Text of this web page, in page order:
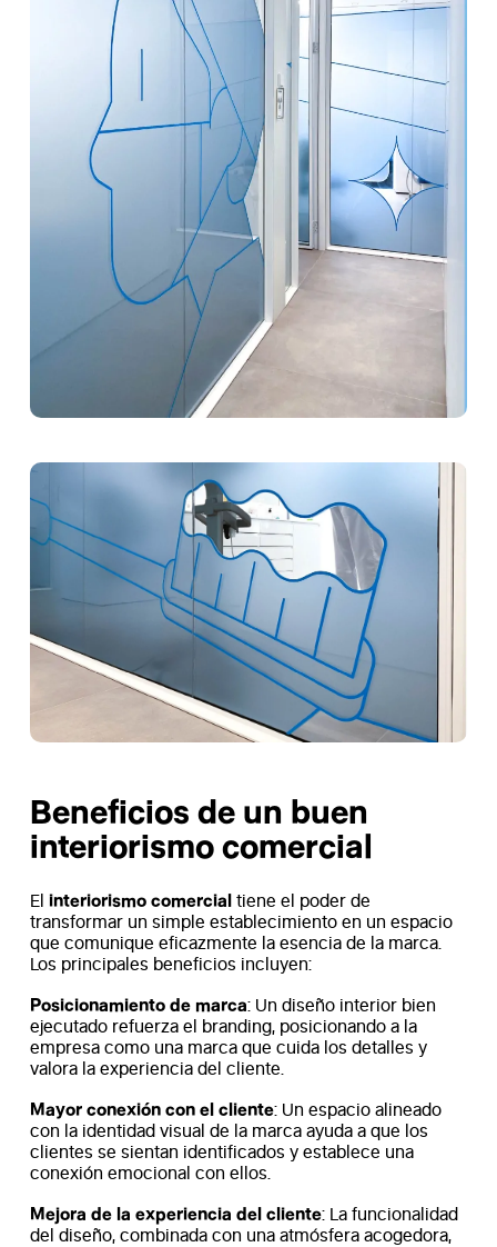
Beneficios de un buen
interiorismo comercial
El interiorismo comercial tiene el poder de
transformar un simple establecimiento en un espacio
que comunique eficazmente la esencia de la marca.
Los principales beneficios incluyen:
Posicionamiento de marca: Un diseño interior bien
ejecutado refuerza el branding, posicionando a la
empresa como una marca que cuida los detalles y
valora la experiencia del cliente.
Mayor conexión con el cliente: Un espacio alineado
con la identidad visual de la marca ayuda a que los
clientes se sientan identificados y establece una
conexión emocional con ellos.
Mejora de la experiencia del cliente: La funcionalidad
del diseño, combinada con una atmósfera acogedora,